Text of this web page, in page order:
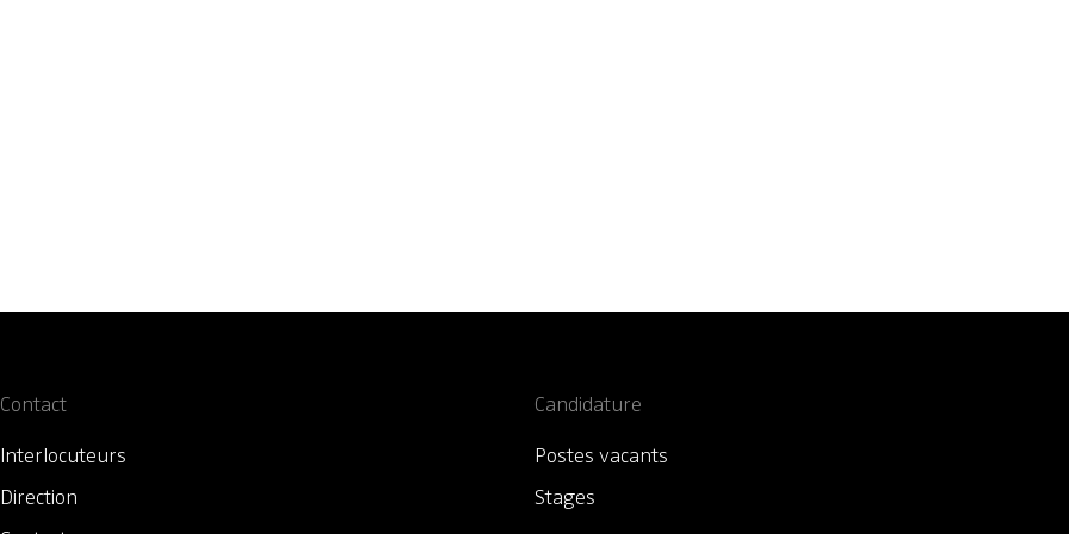
Contact
Interlocuteurs
Direction
Candidature
Postes vacants
Stages